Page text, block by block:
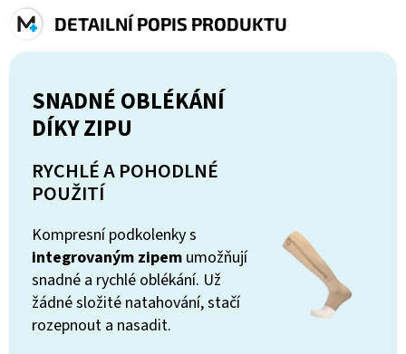
DETAILNÍ POPIS PRODUKTU
SNADNÉ OBLÉKÁNÍ
DÍKY ZIPU
RYCHLÉ A POHODLNÉ
POUŽITÍ
Kompresní podkolenky s
integrovaným zipem umožňují
snadné a rychlé oblékání. Už
žádné složité natahování, stačí
rozepnout a nasadit.